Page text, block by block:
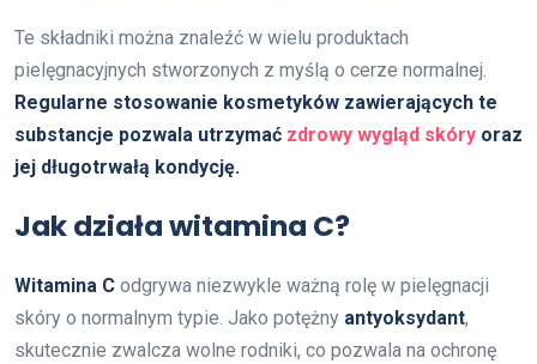
Te składniki można znaleźć w wielu produktach
pielęgnacyjnych stworzonych z myślą o cerze normalnej.
Regularne stosowanie kosmetyków zawierających te
substancje pozwala utrzymać zdrowy wygląd skóry oraz
jej długotrwałą kondycję.
Jak działa witamina C?
Witamina C odgrywa niezwykle ważną rolę w pielęgnacji
skóry o normalnym typie. Jako potężny antyoksydant,
skutecznie zwalcza wolne rodniki, co pozwala na ochronę